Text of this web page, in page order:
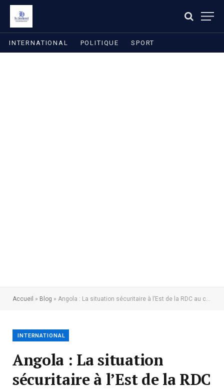
INTERNATIONAL POLITIQUE SPORT
Accueil » Blog » Angola : La situation sécuritaire à l’Est de la RDC au centre des échanges entre le Président Lourenço et le Chef de la Monusco
INTERNATIONAL
Angola : La situation
sécuritaire à l’Est de la RDC